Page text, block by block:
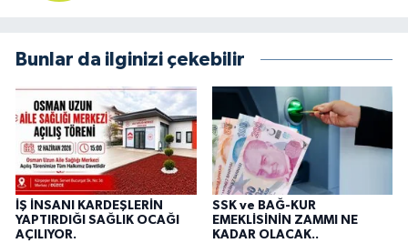
Bunlar da ilginizi çekebilir
İŞ İNSANI KARDEŞLERİN
YAPTIRDIĞI SAĞLIK OCAĞI
AÇILIYOR.
SSK ve BAĞ-KUR
EMEKLİSİNİN ZAMMI NE
KADAR OLACAK..